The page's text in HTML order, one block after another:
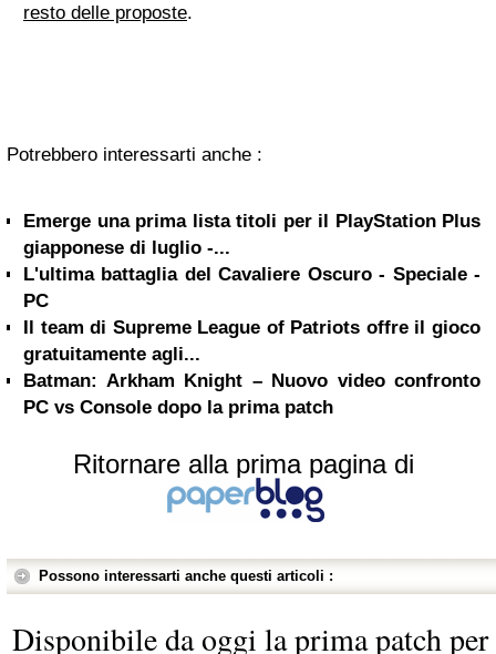
resto delle proposte.
Potrebbero interessarti anche :
Emerge una prima lista titoli per il PlayStation Plus
giapponese di luglio -...
L'ultima battaglia del Cavaliere Oscuro - Speciale -
PC
Il team di Supreme League of Patriots offre il gioco
gratuitamente agli...
Batman: Arkham Knight – Nuovo video confronto
PC vs Console dopo la prima patch
Ritornare alla prima pagina di
Possono interessarti anche questi articoli :
Disponibile da oggi la prima patch per